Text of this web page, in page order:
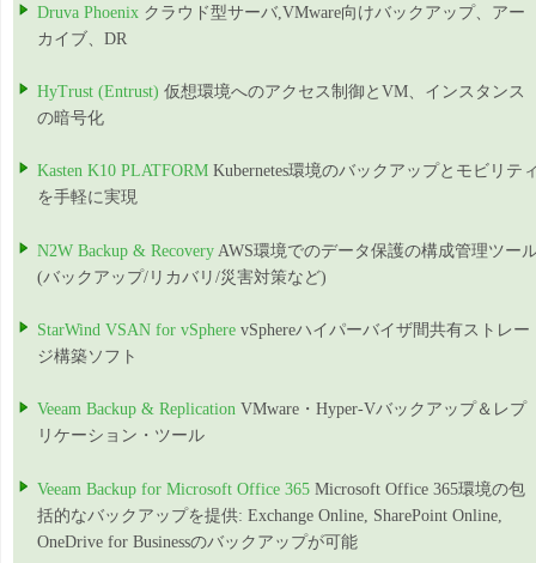
Druva Phoenix クラウド型サーバ,VMware向けバックアップ、アー
カイブ、DR
HyTrust (Entrust) 仮想環境へのアクセス制御とVM、インスタンス
の暗号化
Kasten K10 PLATFORM Kubernetes環境のバックアップとモビリテ
を手軽に実現
N2W Backup & Recovery AWS環境でのデータ保護の構成管理ツー
(バックアップ/リカバリ/災害対策など)
StarWind VSAN for vSphere vSphereハイパーバイザ間共有ストレー
ジ構築ソフト
Veeam Backup & Replication VMware・Hyper-Vバックアップ＆レプ
リケーション・ツール
Veeam Backup for Microsoft Office 365 Microsoft Office 365環境の包
括的なバックアップを提供: Exchange Online, SharePoint Online,
OneDrive for Businessのバックアップが可能